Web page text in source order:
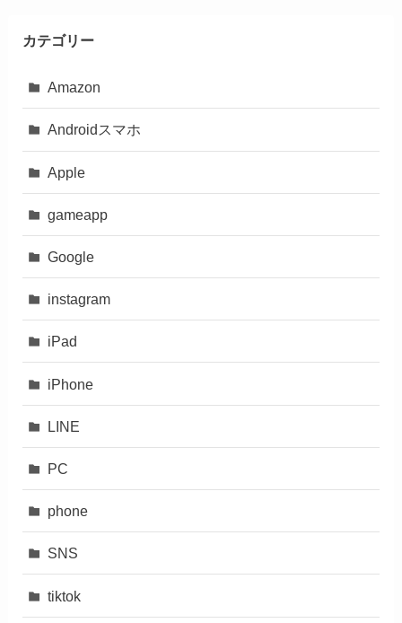
カテゴリー
Amazon
Androidスマホ
Apple
gameapp
Google
instagram
iPad
iPhone
LINE
PC
phone
SNS
tiktok